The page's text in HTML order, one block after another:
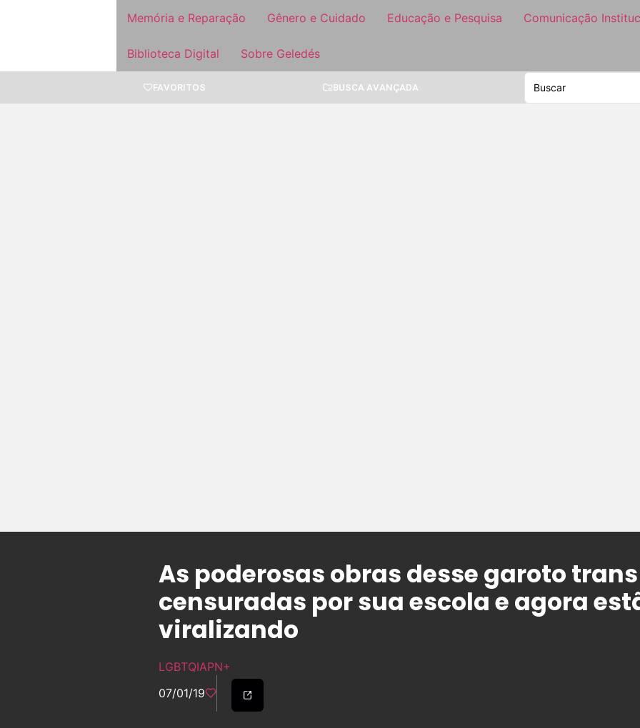
Memória e Reparação Gênero e Cuidado Educação e Pesquisa Comunicação
Biblioteca Digital Sobre Geledés
FAVORITOS BUSCA AVANÇADA
As poderosas obras desse garoto
censuradas por sua escola e agora
viralizando
LGBTQIAPN+
07/01/19